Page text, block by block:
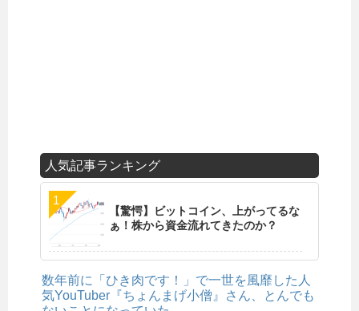
人気記事ランキング
【驚愕】ビットコイン、上がってるな
ぁ！株から資金流れてきたのか？
数年前に「ひき肉です！」で一世を風靡した人
気YouTuber『ちょんまげ小僧』さん、とんでも